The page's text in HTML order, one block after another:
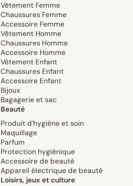
Vêtement Femme
Chaussures Femme
Accessoire Femme
Vêtement Homme
Chaussures Homme
Accessoire Homme
Vêtement Enfant
Chaussures Enfant
Accessoire Enfant
Bijoux
Bagagerie et sac
Beauté
Produit d'hygiène et soin
Maquillage
Parfum
Protection hygiénique
Accessoire de beauté
Appareil électrique de beauté
Loisirs, jeux et culture